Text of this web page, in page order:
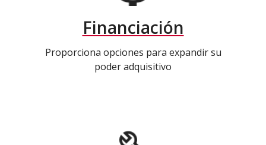
Financiación
Proporciona opciones para expandir su
poder adquisitivo